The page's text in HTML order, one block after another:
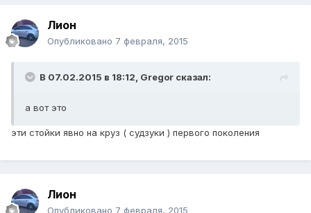
Лион
Опубликовано 7 февраля, 2015
В 07.02.2015 в 18:12, Gregor сказал:
а вот это
эти стойки явно на круз ( судзуки ) первого поколения
Лион
Опубликовано 7 февраля, 2015